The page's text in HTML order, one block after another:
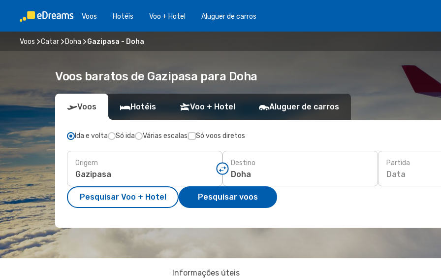
Voos Hotéis Voo + Hotel Aluguer de carros
Voos Catar Doha Gazipasa - Doha
Voos baratos de Gazipasa para Doha
Voos Hotéis Voo + Hotel Aluguer de carros
Ida e volta Só ida Várias escalas Só voos diretos
Origem Destino Partida
Data
Pesquisar Voo + Hotel Pesquisar voos
Informações úteis